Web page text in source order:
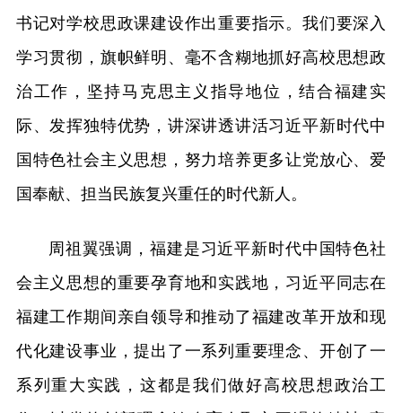
书记对学校思政课建设作出重要指示。我们要深入
学习贯彻，旗帜鲜明、毫不含糊地抓好高校思想政
治工作，坚持马克思主义指导地位，结合福建实
际、发挥独特优势，讲深讲透讲活习近平新时代中
国特色社会主义思想，努力培养更多让党放心、爱
国奉献、担当民族复兴重任的时代新人。
周祖翼强调，福建是习近平新时代中国特色社
会主义思想的重要孕育地和实践地，习近平同志在
福建工作期间亲自领导和推动了福建改革开放和现
代化建设事业，提出了一系列重要理念、开创了一
系列重大实践，这都是我们做好高校思想政治工